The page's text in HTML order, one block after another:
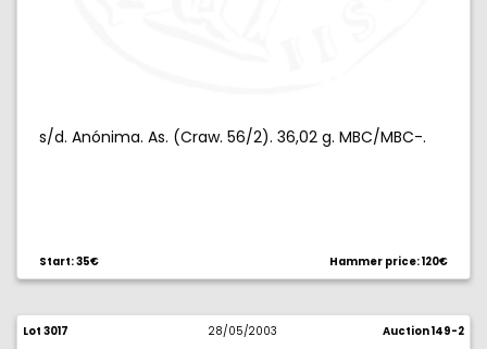
s/d. Anónima. As. (Craw. 56/2). 36,02 g. MBC/MBC-.
Start: 35€ Hammer price: 120€
Lot 3017 28/05/2003 Auction 149-2